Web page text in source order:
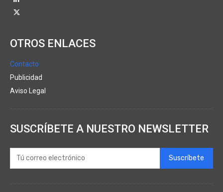
OTROS ENLACES
Contacto
Publicidad
Aviso Legal
SUSCRÍBETE A NUESTRO NEWSLETTER
Suscríbete